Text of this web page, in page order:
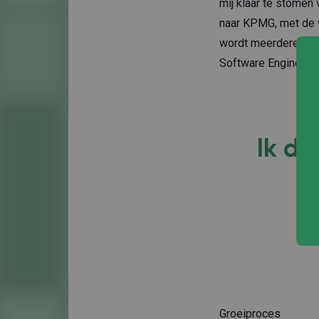
mij klaar te stomen
naar KPMG, met
wordt meerdere
Software
Ik
Groeiproces